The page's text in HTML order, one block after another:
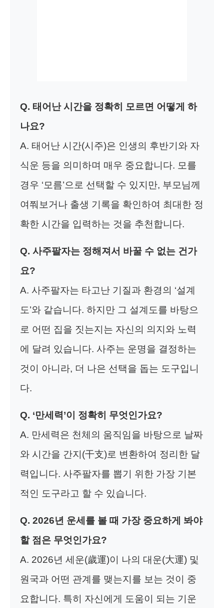
Q. 태어난 시간을 정확히 모르면 어떻게 하
나요?
A. 태어난 시간(시주)은 인생의 후반기와 자
식운 등을 의미하며 매우 중요합니다. 모를
경우 ‘모름’으로 선택할 수 있지만, 부모님께
여쭤보거나 출생 기록을 확인하여 최대한 정
확한 시간을 입력하는 것을 추천합니다.
Q. 사주팔자는 정해져서 바꿀 수 없는 건가
요?
A. 사주팔자는 타고난 기질과 환경의 ‘설계
도’와 같습니다. 하지만 그 설계도를 바탕으
로 어떤 집을 짓는지는 자신의 의지와 노력
에 달려 있습니다. 사주는 운명을 결정하는
것이 아니라, 더 나은 선택을 돕는 도구입니
다.
Q. ‘만세력’이 정확히 무엇인가요?
A. 만세력은 천체의 움직임을 바탕으로 날짜
와 시간을 간지(干支)로 변환하여 정리한 달
력입니다. 사주팔자를 뽑기 위한 가장 기본
적인 도구라고 할 수 있습니다.
Q. 2026년 운세를 볼 때 가장 중요하게 봐야
할 점은 무엇인가요?
A. 2026년 세운(歲運)이 나의 대운(大運) 및
원국과 어떤 관계를 맺는지를 보는 것이 중
요합니다. 특히 자신에게 도움이 되는 기운